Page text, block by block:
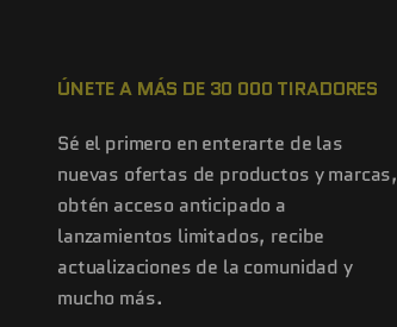
ÚNETE A MÁS DE 30 000 TIRADORES
Sé el primero en enterarte de las
nuevas ofertas de productos y marcas,
obtén acceso anticipado a
lanzamientos limitados, recibe
actualizaciones de la comunidad y
mucho más.